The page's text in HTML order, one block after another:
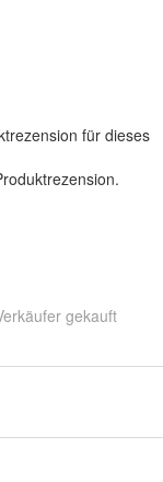
für dieses
.
gekauft